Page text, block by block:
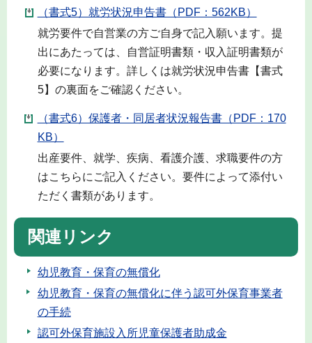
（書式5）就労状況申告書（PDF：562KB）
就労要件で自営業の方ご自身で記入願います。提
出にあたっては、自営証明書類・収入証明書類が
必要になります。詳しくは就労状況申告書【書式
5】の裏面をご確認ください。
（書式6）保護者・同居者状況報告書（PDF：170
KB）
出産要件、就学、疾病、看護介護、求職要件の方
はこちらにご記入ください。要件によって添付い
ただく書類があります。
関連リンク
幼児教育・保育の無償化
幼児教育・保育の無償化に伴う認可外保育事業者
の手続
認可外保育施設入所児童保護者助成金